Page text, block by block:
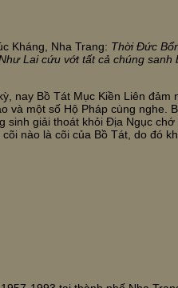
Kháng, Nha Trang: Thời Đức
Lai cứu vớt tất cả chúng sanh
nay Bồ Tát Mục Kiền Liên đảm
và một số Hộ Pháp cùng nghe.
sinh giải thoát khỏi Địa Ngục
nào là cõi của Bồ Tát, do đó